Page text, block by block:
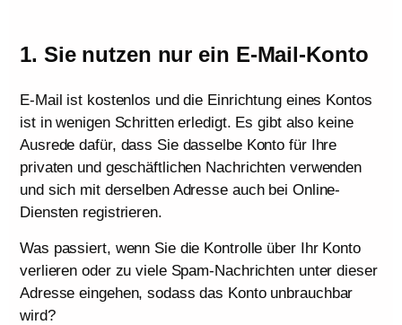
1. Sie nutzen nur ein E-Mail-Konto
E-Mail ist kostenlos und die Einrichtung eines Kontos
ist in wenigen Schritten erledigt. Es gibt also keine
Ausrede dafür, dass Sie dasselbe Konto für Ihre
privaten und geschäftlichen Nachrichten verwenden
und sich mit derselben Adresse auch bei Online-
Diensten registrieren.
Was passiert, wenn Sie die Kontrolle über Ihr Konto
verlieren oder zu viele Spam-Nachrichten unter dieser
Adresse eingehen, sodass das Konto unbrauchbar
wird?